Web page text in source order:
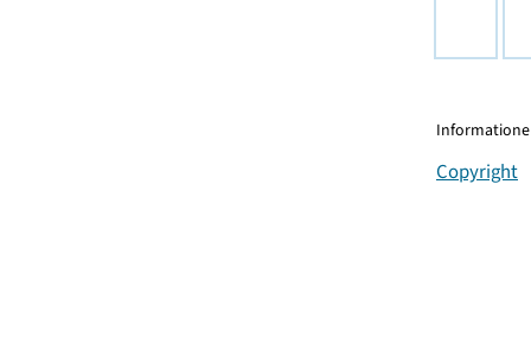
Copyright